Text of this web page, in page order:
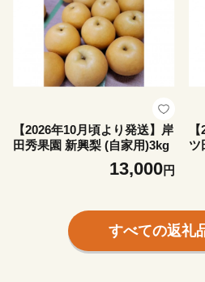
【2026年10月頃より発送】岸
田秀果園 新興梨 (自家用)3kg
13,000円
ツ
すべての返礼